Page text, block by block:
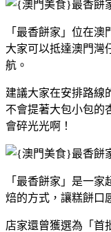
「最香餅家」位在
大家可以抵達澳門灣
航。
建議大家在安排路線
不會提著大包小包的
會碎光光啊！
「最香餅家」是一
焙的方式，讓糕餅口
店家還曾獲選為「首